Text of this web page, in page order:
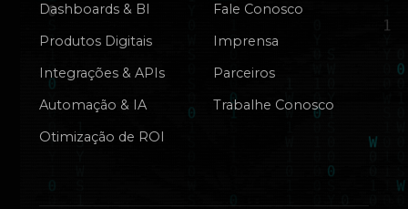
Dashboards & BI
Produtos Digitais
Integrações & APIs
Automação & IA
Otimização de ROI
Fale Conosco
Imprensa
Parceiros
Trabalhe Conosco